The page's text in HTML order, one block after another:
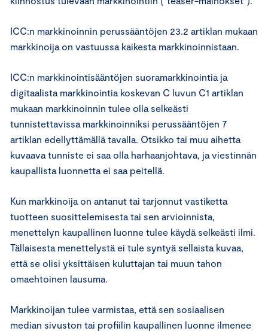
ICC:n markkinoinnin perussääntöjen 23.2 artiklan mukaan
markkinoija on vastuussa kaikesta markkinoinnistaan.
ICC:n markkinointisääntöjen suoramarkkinointia ja
digitaalista markkinointia koskevan C luvun C1 artiklan
mukaan markkinoinnin tulee olla selkeästi
tunnistettavissa markkinoinniksi perussääntöjen 7
artiklan edellyttämällä tavalla. Otsikko tai muu aihetta
kuvaava tunniste ei saa olla harhaanjohtava, ja viestinnän
kaupallista luonnetta ei saa peitellä.
Kun markkinoija on antanut tai tarjonnut vastiketta
tuotteen suosittelemisesta tai sen arvioinnista,
menettelyn kaupallinen luonne tulee käydä selkeästi ilmi.
Tällaisesta menettelystä ei tule syntyä sellaista kuvaa,
että se olisi yksittäisen kuluttajan tai muun tahon
omaehtoinen lausuma.
Markkinoijan tulee varmistaa, että sen sosiaalisen
median sivuston tai profiilin kaupallinen luonne ilmenee